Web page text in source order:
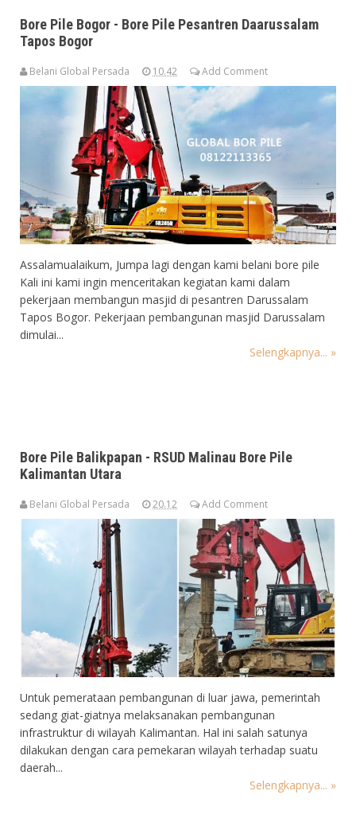
Bore Pile Bogor - Bore Pile Pesantren Daarussalam
Tapos Bogor
Belani Global Persada 10.42 Add Comment
Assalamualaikum, Jumpa lagi dengan kami belani bore pile
Kali ini kami ingin menceritakan kegiatan kami dalam
pekerjaan membangun masjid di pesantren Darussalam
Tapos Bogor. Pekerjaan pembangunan masjid Darussalam
dimulai...
Selengkapnya... »
Bore Pile Balikpapan - RSUD Malinau Bore Pile
Kalimantan Utara
Belani Global Persada 20.12 Add Comment
Untuk pemerataan pembangunan di luar jawa, pemerintah
sedang giat-giatnya melaksanakan pembangunan
infrastruktur di wilayah Kalimantan. Hal ini salah satunya
dilakukan dengan cara pemekaran wilayah terhadap suatu
daerah...
Selengkapnya... »